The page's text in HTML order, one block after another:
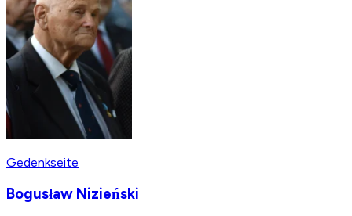
Gedenkseite
Bogusław Nizieński